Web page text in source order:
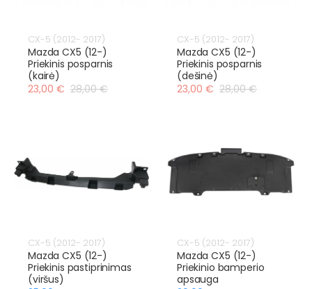
CX-5 (2012- 2017)
Mazda CX5 (12-)
Priekinis posparnis
(kairė)
23,00 € 28,00 €
CX-5 (2012- 2017)
Mazda CX5 (12-)
Priekinis posparnis
(dešinė)
23,00 € 28,00 €
CX-5 (2012- 2017)
Mazda CX5 (12-)
Priekinis pastiprinimas
(viršus)
CX-5 (2012- 2017)
Mazda CX5 (12-)
Priekinio bamperio
apsauga